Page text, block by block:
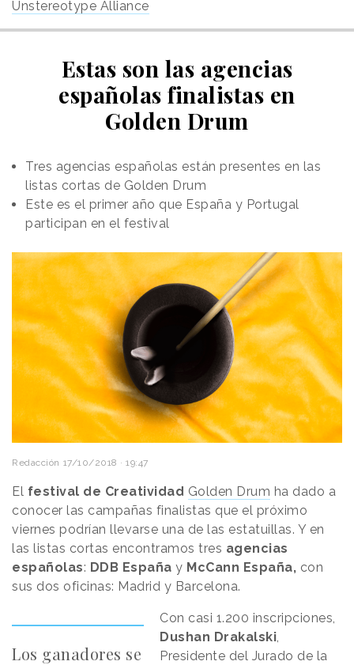
Unstereotype Alliance
Estas son las agencias
españolas finalistas en
Golden Drum
Tres agencias españolas están presentes en las
listas cortas de Golden Drum
Este es el primer año que España y Portugal
participan en el festival
Redacción 17/10/2018 · 19:47
El festival de Creatividad Golden Drum ha dado a
conocer las campañas finalistas que el próximo
viernes podrían llevarse una de las estatuillas. Y en
las listas cortas encontramos tres agencias
españolas: DDB España y McCann España, con
sus dos oficinas: Madrid y Barcelona.
Los ganadores se
Con casi 1.200 inscripciones,
Dushan Drakalski,
Presidente del Jurado de la